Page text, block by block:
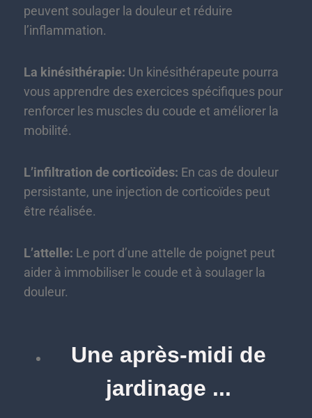
peuvent soulager la douleur et réduire
l’inflammation.
La kinésithérapie: Un kinésithérapeute pourra
vous apprendre des exercices spécifiques pour
renforcer les muscles du coude et améliorer la
mobilité.
L’infiltration de corticoïdes: En cas de douleur
persistante, une injection de corticoïdes peut
être réalisée.
L’attelle: Le port d’une attelle de poignet peut
aider à immobiliser le coude et à soulager la
douleur.
Une après-midi de
jardinage ...